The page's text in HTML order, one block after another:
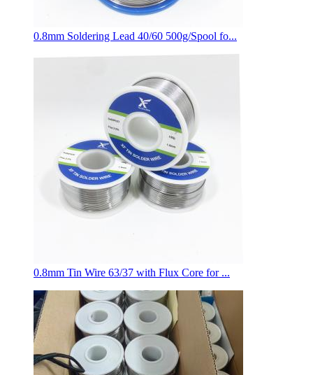
0.8mm Soldering Lead 40/60 500g/Spool fo...
0.8mm Tin Wire 63/37 with Flux Core for ...